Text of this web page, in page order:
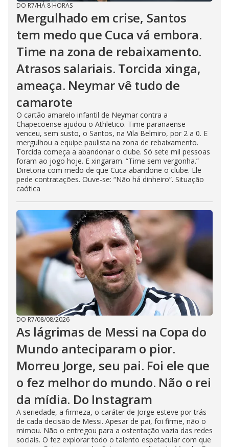
DO R7/HÁ 8 HORAS
Mergulhado em crise, Santos
tem medo que Cuca vá embora.
Time na zona de rebaixamento.
Atrasos salariais. Torcida xinga,
ameaça. Neymar vê tudo de
camarote
O cartão amarelo infantil de Neymar contra a
Chapecoense ajudou o Athletico. Time paranaense
venceu, sem susto, o Santos, na Vila Belmiro, por 2 a 0. E
mergulhou a equipe paulista na zona de rebaixamento.
Torcida começa a abandonar o clube. Só sete mil pessoas
foram ao jogo hoje. E xingaram. “Time sem vergonha.”
Diretoria com medo de que Cuca abandone o clube. Ele
pede contratações. Ouve-se: “Não há dinheiro”. Situação
caótica
DO R7/08/08/2026
As lágrimas de Messi na Copa do
Mundo anteciparam o pior.
Morreu Jorge, seu pai. Foi ele que
o fez melhor do mundo. Não o rei
da mídia. Do Instagram
A seriedade, a firmeza, o caráter de Jorge esteve por trás
de cada decisão de Messi. Apesar de pai, foi firme, não o
mimou. Não o entregou para a ostentação vazia das redes
sociais. O fez explorar todo o talento espetacular com que